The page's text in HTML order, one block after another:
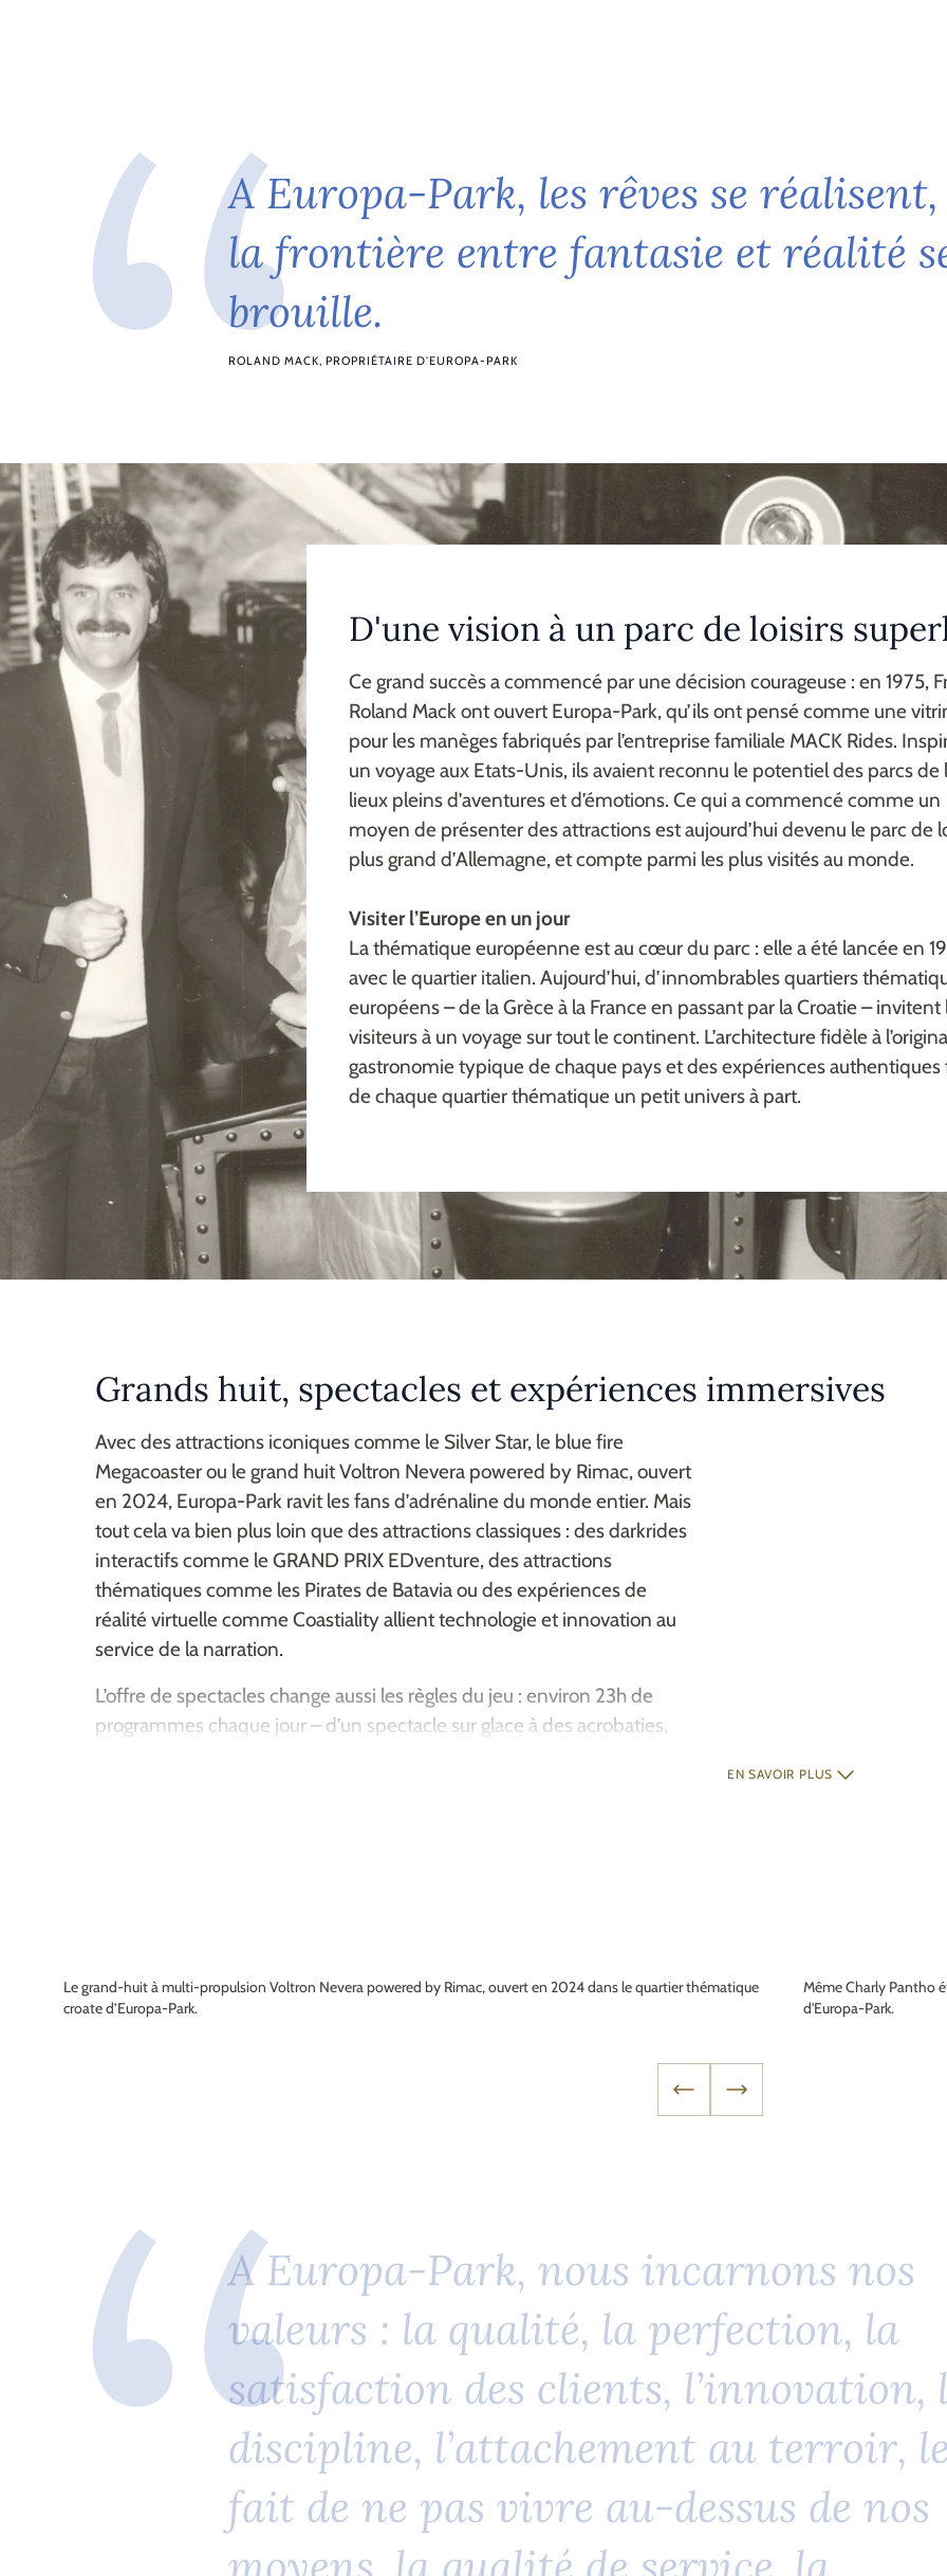
A Europa-Park, les rêves se réalisent,
la frontière entre fantasie et réalité s
brouille.
ROLAND MACK, PROPRIÉTAIRE D'EUROPA-PARK
D'une vision à un parc de loisirs
Ce grand succès a commencé par une décision courageuse : en 1975,
Roland Mack ont ouvert Europa-Park, qu’ils ont pensé comme une
pour les manèges fabriqués par l’entreprise familiale MACK Rides.
un voyage aux Etats-Unis, ils avaient reconnu le potentiel des parcs de
lieux pleins d’aventures et d’émotions. Ce qui a commencé comme un
moyen de présenter des attractions est aujourd’hui devenu le parc de
plus grand d’Allemagne, et compte parmi les plus visités au monde.
Visiter l’Europe en un jour
La thématique européenne est au cœur du parc : elle a été lancée en
avec le quartier italien. Aujourd’hui, d’innombrables quartiers
européens – de la Grèce à la France en passant par la Croatie – invitent
visiteurs à un voyage sur tout le continent. L’architecture fidèle à
gastronomie typique de chaque pays et des expériences
de chaque quartier thématique un petit univers à part.
Grands huit, spectacles et expériences immersives
Avec des attractions iconiques comme le Silver Star, le blue fire
Megacoaster ou le grand huit Voltron Nevera powered by Rimac, ouvert
en 2024, Europa-Park ravit les fans d’adrénaline du monde entier. Mais
tout cela va bien plus loin que des attractions classiques : des darkrides
interactifs comme le GRAND PRIX EDventure, des attractions
thématiques comme les Pirates de Batavia ou des expériences de
réalité virtuelle comme Coastiality allient technologie et innovation au
service de la narration.
L’offre de spectacles change aussi les règles du jeu : environ 23h de
programmes chaque jour – d’un spectacle sur glace à des acrobaties,
traditions européennes.
La diversité du continent se reflète aussi sur le plan gastronomique.
collections limitées avec Coca-Cola, Camp David ou Leonardo créent
une expérience shopping unique et offrent de parfaits souvenirs à
ramener chez soi !
EN SAVOIR PLUS
Le grand-huit à multi-propulsion Voltron Nevera powered by Rimac, ouvert en 2024 dans le quartier thématique
croate d’Europa-Park.
Même Charly Pantho
d'Europa-Park.
A Europa-Park, nous incarnons nos
valeurs : la qualité, la perfection, la
satisfaction des clients, l’innovation,
discipline, l’attachement au terroir, l
fait de ne pas vivre au-dessus de nos